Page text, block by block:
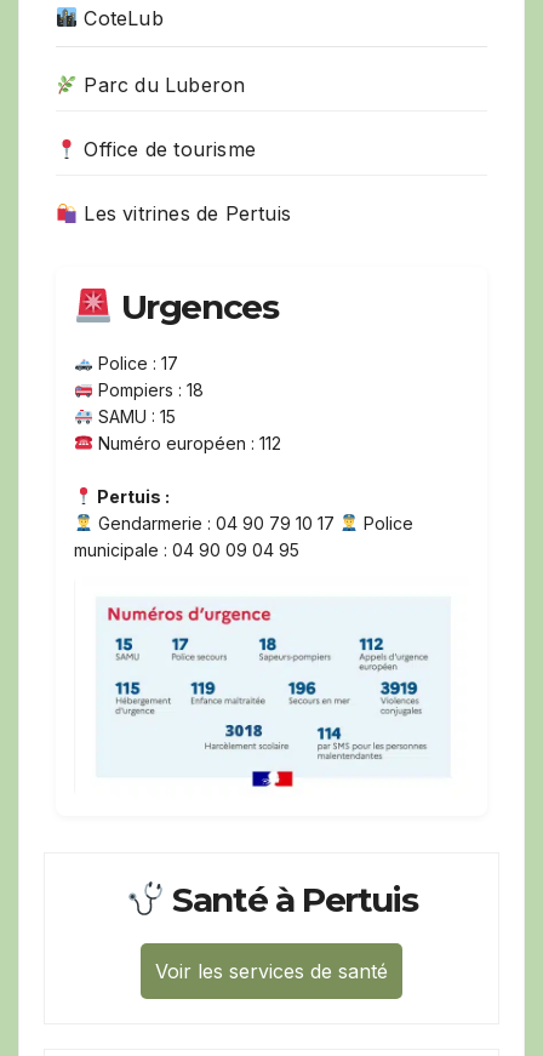
CoteLub
Parc du Luberon
Office de tourisme
Les vitrines de Pertuis
Urgences
Police : 17
Pompiers : 18
SAMU : 15
Numéro européen : 112
Pertuis :
Gendarmerie : 04 90 79 10 17
Police
municipale : 04 90 09 04 95
Santé à Pertuis
Voir les services de santé